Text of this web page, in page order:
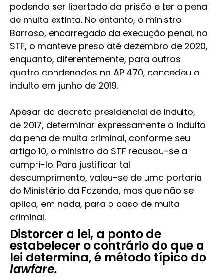
podendo ser libertado da prisão e ter a pena
de multa extinta. No entanto, o ministro
Barroso, encarregado da execução penal, no
STF, o manteve preso até dezembro de 2020,
enquanto, diferentemente, para outros
quatro condenados na AP 470, concedeu o
indulto em junho de 2019.
Apesar do decreto presidencial de indulto,
de 2017, determinar expressamente o indulto
da pena de multa criminal, conforme seu
artigo 10, o ministro do STF recusou-se a
cumpri-lo. Para justificar tal
descumprimento, valeu-se de uma portaria
do Ministério da Fazenda, mas que não se
aplica, em nada, para o caso de multa
criminal.
Distorcer a lei, a ponto de
estabelecer o contrário do que a
lei determina, é método típico do
lawfare.